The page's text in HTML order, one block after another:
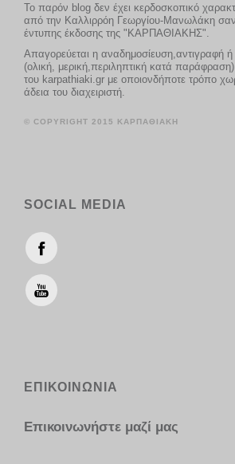
Το παρόν blog δεν έχει κερδοσκοπικό
από την Καλλιρρόη Γεωργίου-Μανωλάκη σαν
έντυπης έκδοσης της "ΚΑΡΠΑΘΙΑΚΗΣ".
Απαγορεύεται η αναδημοσίευση,αντιγραφή
(ολική, μερική,περιληπτική κατά
του karpathiaki.gr με οποιονδήποτε τρόπο
άδεια του διαχειριστή.
© COPYRIGHT 2015 ΚΑΡΠΑΘΙΑΚΗ
SOCIAL MEDIA
ΕΠΙΚΟΙΝΩΝΙΑ
Επικοινωνήστε μαζί μας